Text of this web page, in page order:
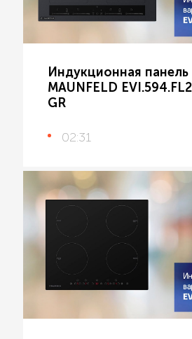
Индукционная панель
MAUNFELD
GR
02:31